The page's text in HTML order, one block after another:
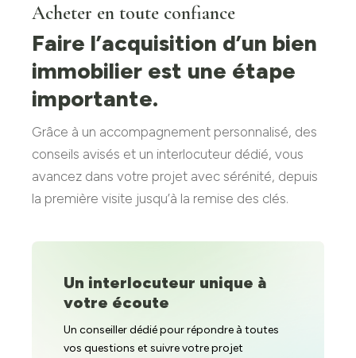
Acheter en toute confiance
Faire l’acquisition d’un bien
immobilier est une étape
importante.
Grâce à un accompagnement personnalisé, des
conseils avisés et un interlocuteur dédié, vous
avancez dans votre projet avec sérénité, depuis
la première visite jusqu’à la remise des clés.
Un interlocuteur unique à
votre écoute
Un conseiller dédié pour répondre à toutes
vos questions et suivre votre projet